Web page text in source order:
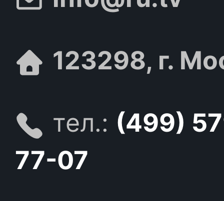
123298, г.
тел.: (499)
77-07